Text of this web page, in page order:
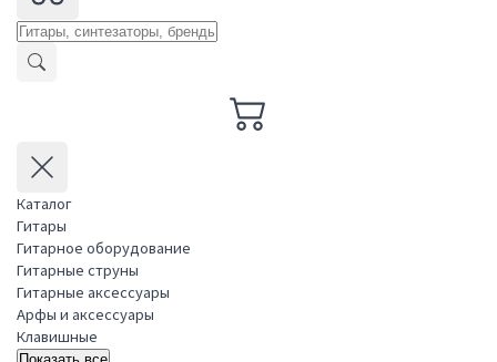
Каталог
Гитары
Гитарное оборудование
Гитарные струны
Гитарные аксессуары
Арфы и аксессуары
Клавишные